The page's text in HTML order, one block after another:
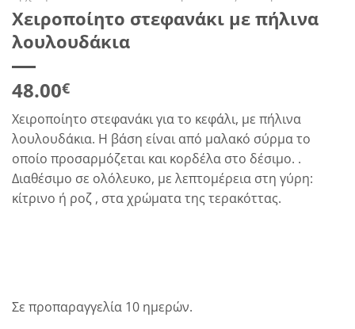
Χειροποίητο στεφανάκι με πήλινα
λουλουδάκια
48.00€
Χειροποίητο στεφανάκι για το κεφάλι, με πήλινα
λουλουδάκια. Η βάση είναι από μαλακό σύρμα το
οποίο προσαρμόζεται και κορδέλα στο δέσιμο. .
Διαθέσιμο σε ολόλευκο, με λεπτομέρεια στη γύρη:
κίτρινο ή ροζ , στα χρώματα της τερακόττας.
Σε προπαραγγελία 10 ημερών.